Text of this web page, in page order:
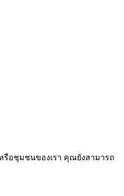
รือชุมชนของเรา คุณยังสามารถ